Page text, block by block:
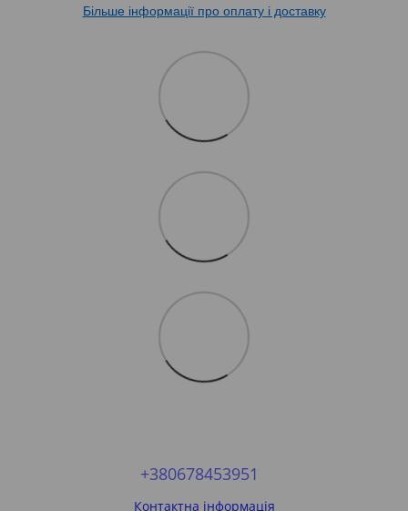
Більше інформації про оплату і доставку
+380678453951
Контактна інформація